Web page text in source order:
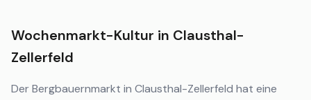
Wochenmarkt-Kultur in Clausthal-
Zellerfeld
Der Bergbauernmarkt in Clausthal-Zellerfeld hat eine